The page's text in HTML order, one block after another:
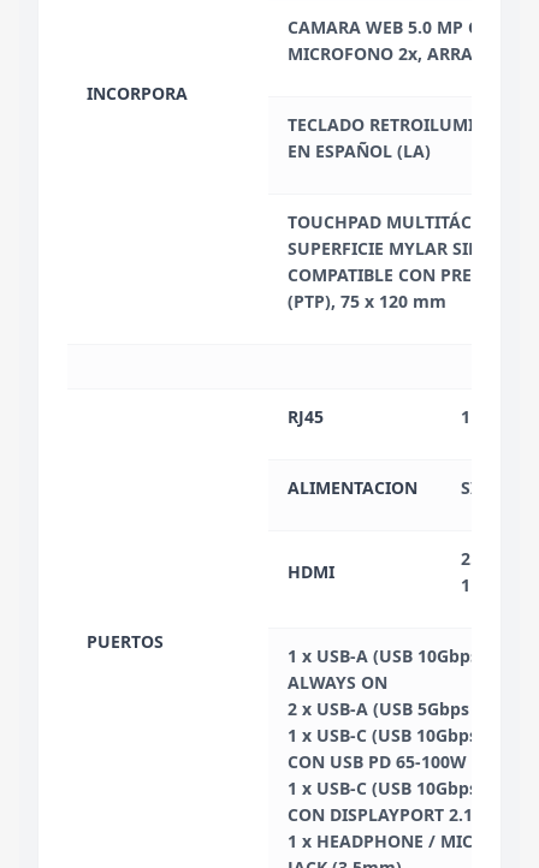
INCORPORA
CAMARA WEB 5.0 MP CON E-
MICROFONO 2x, ARRAY
TECLADO RETROILUMINADO
EN ESPAÑOL (LA)
TOUCHPAD MULTITÁCTIL CON
SUPERFICIE MYLAR SIN
COMPATIBLE CON PRECISION
(PTP), 75 x 120 mm
PUERTOS
RJ45 1
ALIMENTACION SI
HDMI
2.1
1
1 x USB-A (USB 10Gbps / USB
ALWAYS ON
2 x USB-A (USB 5Gbps / USB
1 x USB-C (USB 10Gbps / USB
CON USB PD 65-100W y
1 x USB-C (USB 10Gbps / USB
CON DISPLAYPORT 2.1
1 x HEADPHONE /